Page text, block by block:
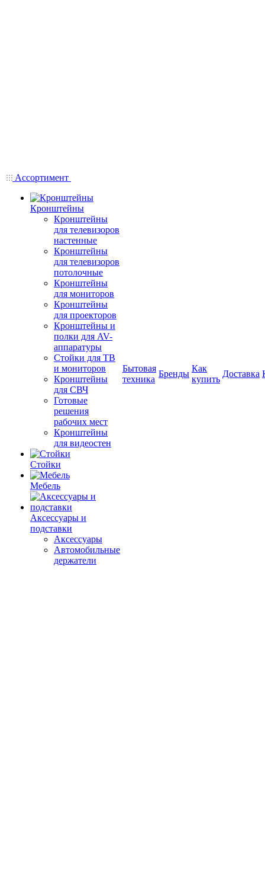
Ассортимент
Кронштейны
Кронштейны
для телевизоров
настенные
Кронштейны
для телевизоров
потолочные
Кронштейны
для мониторов
Кронштейны
для проекторов
Кронштейны и
полки для AV-
аппаратуры
Стойки для ТВ
и мониторов
Кронштейны
для СВЧ
Готовые
решения
рабочих мест
Кронштейны
для видеостен
Стойки
Мебель
Аксессуары и
подставки
Аксессуары
Автомобильные
держатели
Бытовая
техника
Бренды
Как
купить
Доставка